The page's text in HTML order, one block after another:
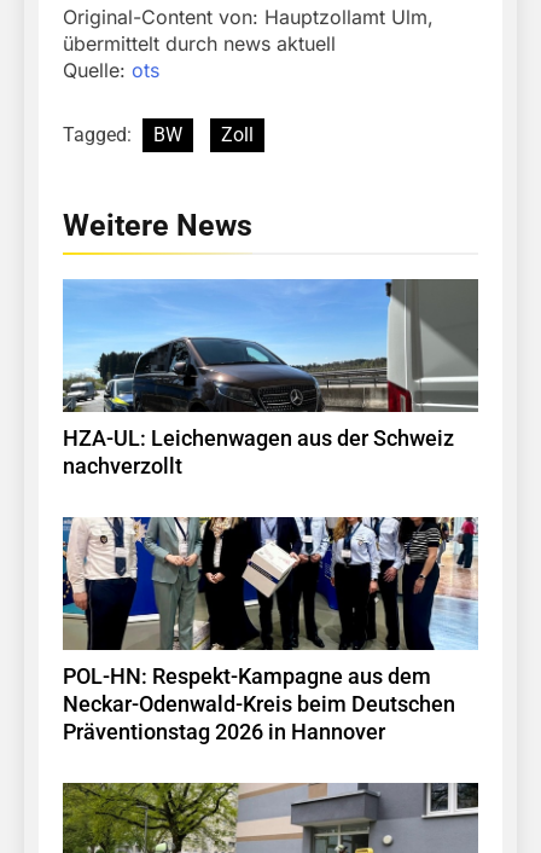
Original-Content von: Hauptzollamt Ulm,
übermittelt durch news aktuell
Quelle: ots
Tagged: BW Zoll
Weitere News
HZA-UL: Leichenwagen aus der Schweiz
nachverzollt
POL-HN: Respekt-Kampagne aus dem
Neckar-Odenwald-Kreis beim Deutschen
Präventionstag 2026 in Hannover